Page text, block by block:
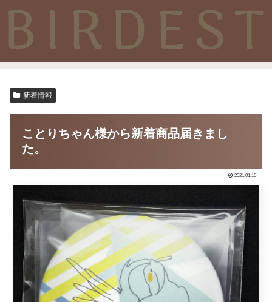
新着情報
ことりちゃん様から新着商品届きまし
た。
2021.01.10